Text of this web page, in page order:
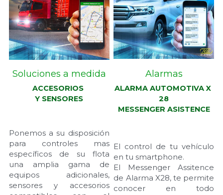
Soluciones a medida
ACCESORIOS
Y SENSORES
Ponemos a su disposición
para controles mas
específicos de su flota
una amplia gama de
equipos adicionales,
sensores y accesorios
Alarmas
ALARMA AUTOMOTIVA X
28
MESSENGER ASISTENCE
El control de tu vehículo
en tu smartphone.
El Messenger Assitence
de Alarma X28, te permite
conocer en todo